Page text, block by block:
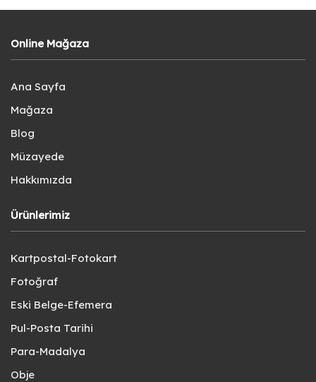
Online Mağaza
Ana Sayfa
Mağaza
Blog
Müzayede
Hakkımızda
Ürünlerimiz
Kartpostal-Fotokart
Fotoğraf
Eski Belge-Efemera
Pul-Posta Tarihi
Para-Madalya
Obje